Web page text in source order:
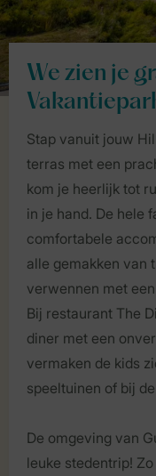
We zien je
Stap vanuit jouw
terras met een
kom je heerlijk tot
in je hand. De hele
comfortabele
alle gemakken van
verwennen met
Bij restaurant The
diner met een
vermaken de kids
speeltuinen of bij
De omgeving van
leuke stedentrip!